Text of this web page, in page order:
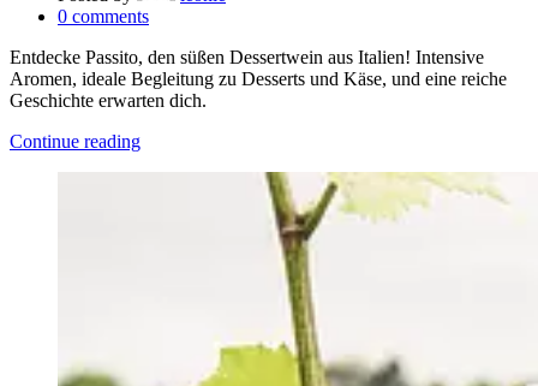
0 comments
Entdecke Passito, den süßen Dessertwein aus Italien! Intensive
Aromen, ideale Begleitung zu Desserts und Käse, und eine reiche
Geschichte erwarten dich.
Continue reading